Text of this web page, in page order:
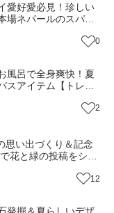
愛好愛必見！珍しい
場ネパールのスパイ
ち歩き】
0
風呂で全身爽快！夏
スアイテム【トレン
2
思い出づくり＆記念
花と緑の投稿をシェ
きん便り】Vol.55
12